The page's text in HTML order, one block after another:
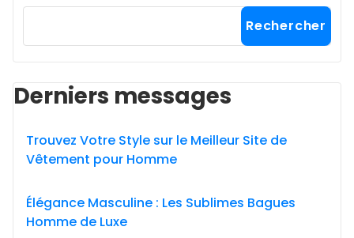
Rechercher
Derniers messages
Trouvez Votre Style sur le Meilleur Site de
Vêtement pour Homme
Élégance Masculine : Les Sublimes Bagues
Homme de Luxe